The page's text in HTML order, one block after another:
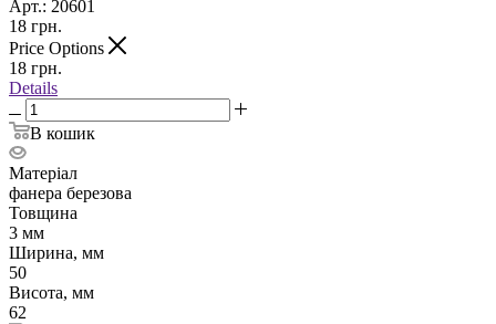
Арт.: 20601
18 грн.
Price Options
18 грн.
Details
В кошик
Матеріал
фанера березова
Товщина
3 мм
Ширина, мм
50
Висота, мм
62